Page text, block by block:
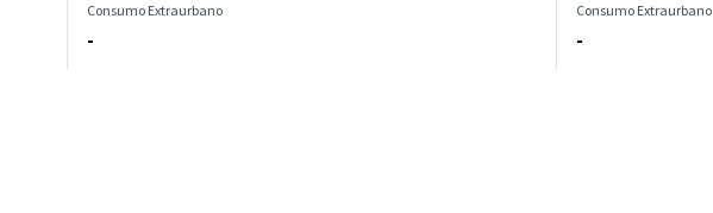
Consumo Extraurbano
-
Consumo Extraurbano
-